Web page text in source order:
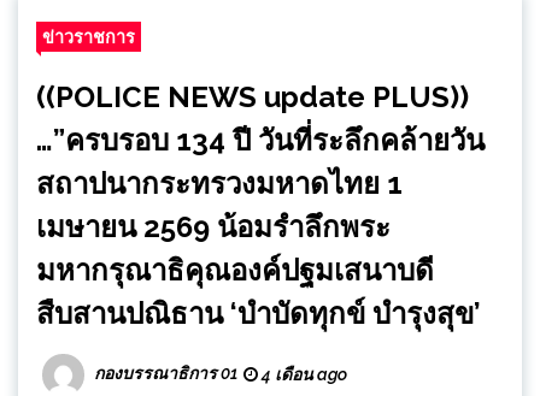
ข่าวราชการ
((POLICE NEWS update PLUS))
…”ครบรอบ 134 ปี วันที่ระลึกคล้ายวัน
สถาปนากระทรวงมหาดไทย 1
เมษายน 2569 น้อมรำลึกพระ
มหากรุณาธิคุณองค์ปฐมเสนาบดี
สืบสานปณิธาน ‘บำบัดทุกข์ บำรุงสุข’
กองบรรณาธิการ 01 4 เดือน ago